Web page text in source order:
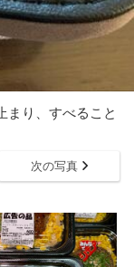
まり、すべること
次の写真